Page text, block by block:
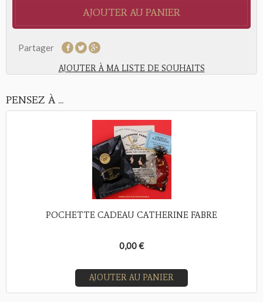
AJOUTER AU PANIER
Partager
AJOUTER À MA LISTE DE SOUHAITS
PENSEZ À ...
POCHETTE CADEAU CATHERINE FABRE
0,00 €
AJOUTER AU PANIER